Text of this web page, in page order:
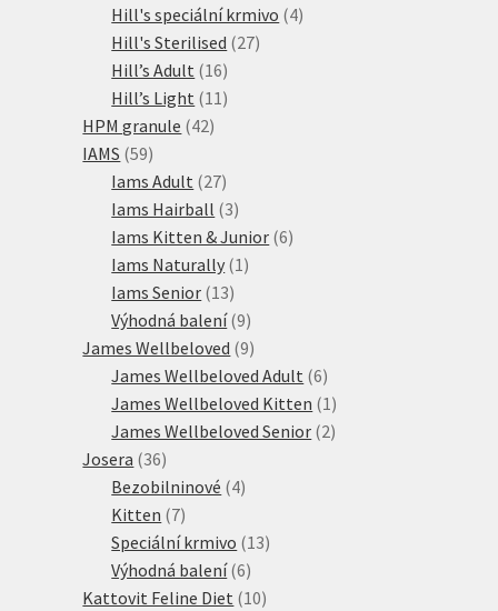
produktů
Hill's speciální krmivo 44
Hill's Sterilised 2727
Hill’s Adult 1616
produktů
Hill’s Light 11 11
HPM granule 4242
IAMS 5959
produktů
Iams Adult 2727
produktů
Iams Hairball 33
produkty
Iams Kitten & Junior 66
Iams Naturally 1 1
Iams Senior 1313
produktů
Výhodná balení 99
produktů
James Wellbeloved 99
produktů
James Wellbeloved Adult 66
produktů
James Wellbeloved Kitten 1 1
produkt
James Wellbeloved Senior 22
Josera 3636
produktů
Bezobilninové 44
Kitten 77
produktů
Speciální krmivo 1313
Výhodná balení 66
produktů
Kattovit Feline Diet 1010